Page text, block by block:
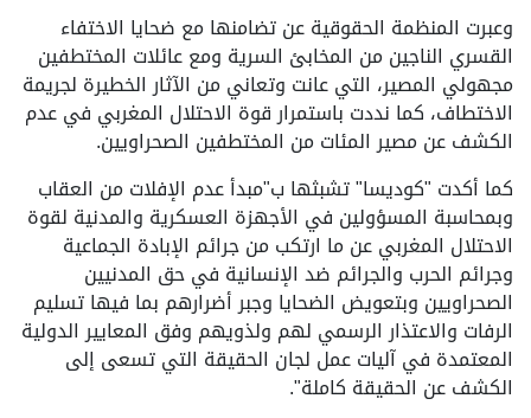
وعبرت المنظمة الحقوقية عن تضامنها مع ضحايا الاختفاء
القسري الناجين من المخابئ السرية ومع عائلات المختطفين
مجهولي المصير، التي عانت وتعاني من الآثار الخطيرة لجريمة
الاختطاف، كما نددت باستمرار قوة الاحتلال المغربي في عدم
الكشف عن مصير المئات من المختطفين الصحراويين.
كما أكدت "كوديسا" تشبثها ب"مبدأ عدم الإفلات من العقاب
وبمحاسبة المسؤولين في الأجهزة العسكرية والمدنية لقوة
الاحتلال المغربي عن ما ارتكب من جرائم الإبادة الجماعية
وجرائم الحرب والجرائم ضد الإنسانية في حق المدنيين
الصحراويين وبتعويض الضحايا وجبر أضرارهم بما فيها تسليم
الرفات والاعتذار الرسمي لهم ولذويهم وفق المعايير الدولية
المعتمدة في آليات عمل لجان الحقيقة التي تسعى إلى
الكشف عن الحقيقة كاملة".